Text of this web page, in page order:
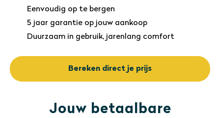
Eenvoudig op te bergen
5 jaar garantie op jouw aankoop
Duurzaam in gebruik, jarenlang comfort
Bereken direct je prijs
Jouw betaalbare